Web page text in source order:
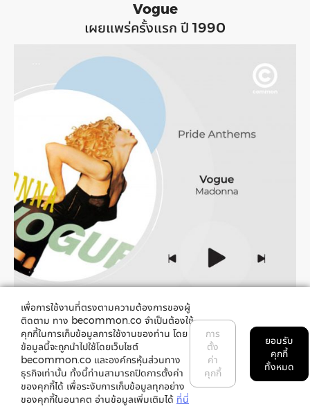
Vogue
เผยแพร่ครั้งแรก ปี 1990
มาดอนน่า(Madonna) เคยให้สัมภาษณ์ในรายการของ เอล
เลน ดีเจเนอเรส(Ellen DeGeneres) ว่า เธอคงไม่มีหน้าที่
การงานเป็นนักร้องชื่อดังอย่างทุกวันนี้ หากไม่ได้รับการ
สนับสนุนจากกลุ่มผู้ที่มีความหลากหลายทางเพศ เพราะเธอใกล้
เพื่อการใช้งานที่ตรงตามความต้องการของผู้
ติดตาม ทาง becommon.co จำเป็นต้องใช้
คุกกี้ในการเก็บข้อมูลการใช้งานของท่าน โดย
ข้อมูลนี้จะถูกนำไปใช้โดยเว็บไซต์
becommon.co และองค์กรหุ้นส่วนทาง
ธุรกิจเท่านั้น ทั้งนี้ท่านสามารถปิดการตั้งค่า
ของคุกกี้ได้ เพื่อระงับการเก็บข้อมูลทุกอย่าง
ของคุกกี้ในอนาคต อ่านข้อมูลเพิ่มเติมได้ ที่นี่
การ
ตั้ง
ค่า
คุกกี้
ยอมรับ
คุกกี้
ทั้งหมด